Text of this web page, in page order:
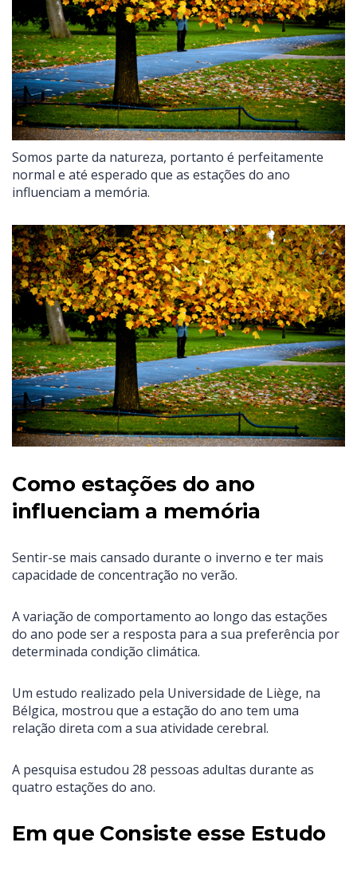
Somos parte da natureza, portanto é perfeitamente
normal e até esperado que as estações do ano
influenciam a memória.
Como estações do ano
influenciam a memória
Sentir-se mais cansado durante o inverno e ter mais
capacidade de concentração no verão.
A variação de comportamento ao longo das estações
do ano pode ser a resposta para a sua preferência por
determinada condição climática.
Um estudo realizado pela Universidade de Liège, na
Bélgica, mostrou que a estação do ano tem uma
relação direta com a sua atividade cerebral.
A pesquisa estudou 28 pessoas adultas durante as
quatro estações do ano.
Em que Consiste esse Estudo